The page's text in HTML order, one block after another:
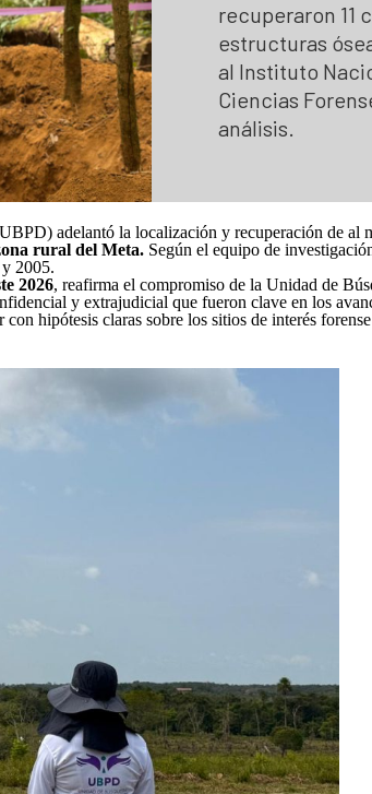
recuperaron 11
estructuras
al Instituto
Ciencias
análisis.
adelantó la localización y recuperación de al
rural del Meta.Según el equipo de
2005.
2026, reafirma el compromiso de la Unidad de
y extrajudicial que fueron clave en los
hipótesis claras sobre los sitios de interés